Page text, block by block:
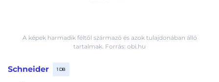
Schneider 1 DB
A képek harmadik féltől származó és azok tulajdonában álló
tartalmak. Forrás: obi.hu